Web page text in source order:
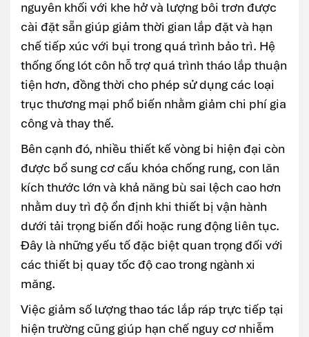
nguyên khối với khe hở và lượng bôi trơn được
cài đặt sẵn giúp giảm thời gian lắp đặt và hạn
chế tiếp xúc với bụi trong quá trình bảo trì. Hệ
thống ống lót côn hỗ trợ quá trình tháo lắp thuận
tiện hơn, đồng thời cho phép sử dụng các loại
trục thương mại phổ biến nhằm giảm chi phí gia
công và thay thế.
Bên cạnh đó, nhiều thiết kế vòng bi hiện đại còn
được bổ sung cơ cấu khóa chống rung, con lăn
kích thước lớn và khả năng bù sai lệch cao hơn
nhằm duy trì độ ổn định khi thiết bị vận hành
dưới tải trọng biến đổi hoặc rung động liên tục.
Đây là những yếu tố đặc biệt quan trọng đối với
các thiết bị quay tốc độ cao trong ngành xi
măng.
Việc giảm số lượng thao tác lắp ráp trực tiếp tại
hiện trường cũng giúp hạn chế nguy cơ nhiễm